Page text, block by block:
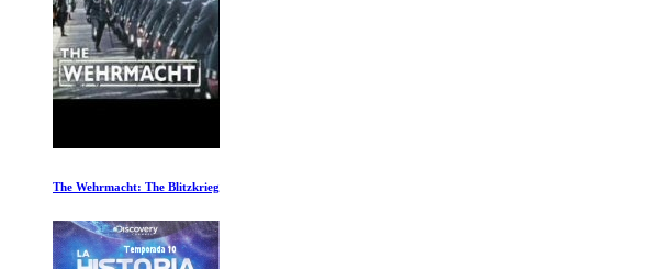
La Reina de Saba